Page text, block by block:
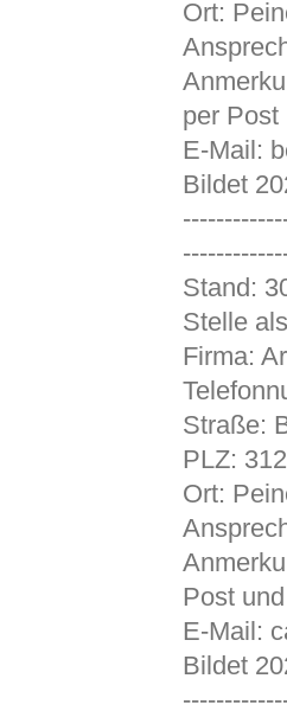
Ort:
per Post
E-Mail:
Bildet
Stelle
Firma:
Straße:
PLZ:
Ort:
Post
E-Mail:
Bildet